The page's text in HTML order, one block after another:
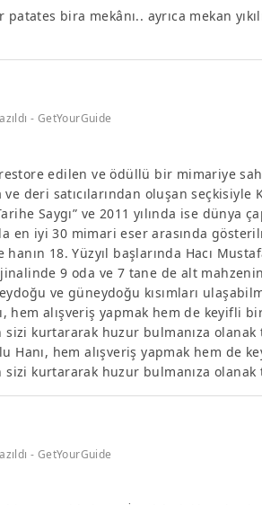
bira mekânı.. ayrıca mekan
- GetYourGuide
edilen ve ödüllü bir mimariye
deri satıcılarından oluşan seçkisiyle
Saygı” ve 2011 yılında ise dünya
en iyi 30 mimari eser arasında
18. Yüzyıl başlarında Hacı
9 oda ve 7 tane de alt
ve güneydoğu kısımları
hem alışveriş yapmak hem de keyifli
sizi kurtararak huzur bulmanıza olanak
Hanı, hem alışveriş yapmak hem de
sizi kurtararak huzur bulmanıza olanak
- GetYourGuide